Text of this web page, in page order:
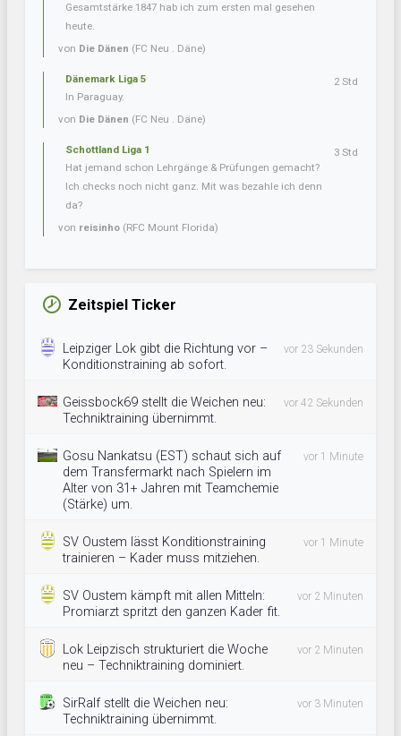
Gesamtstärke 1847 hab ich zum ersten mal gesehen
heute.
von Die Dänen (FC Neu . Däne)
Dänemark Liga 5
In Paraguay.
von Die Dänen (FC Neu . Däne)
2 Std
Schottland Liga 1
Hat jemand schon Lehrgänge & Prüfungen gemacht?
Ich checks noch nicht ganz. Mit was bezahle ich denn
da?
von reisinho (RFC Mount Florida)
3 Std
Zeitspiel Ticker
Leipziger Lok gibt die Richtung vor –
Konditionstraining ab sofort.
vor 23 Sekunden
Geissbock69 stellt die Weichen neu:
Techniktraining übernimmt.
vor 42 Sekunden
Gosu Nankatsu (EST) schaut sich auf
dem Transfermarkt nach Spielern im
Alter von 31+ Jahren mit Teamchemie
(Stärke) um.
vor 1 Minute
SV Oustem lässt Konditionstraining
trainieren – Kader muss mitziehen.
vor 1 Minute
SV Oustem kämpft mit allen Mitteln:
Promiarzt spritzt den ganzen Kader fit.
vor 2 Minuten
Lok Leipzisch strukturiert die Woche
neu – Techniktraining dominiert.
vor 2 Minuten
SirRalf stellt die Weichen neu:
Techniktraining übernimmt.
vor 3 Minuten